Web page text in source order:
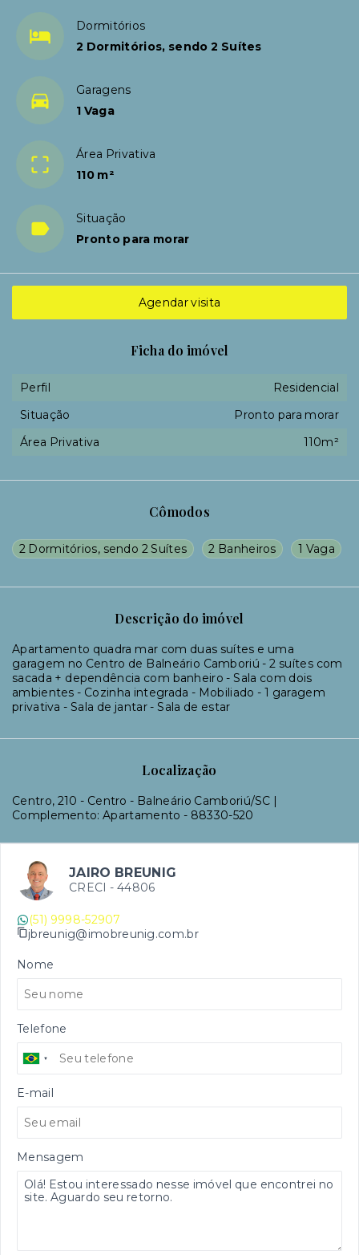
Dormitórios
2 Dormitórios, sendo 2 Suítes
Garagens
1 Vaga
Área Privativa
110 m²
Situação
Pronto para morar
Cômodos
2 Dormitórios, sendo 2 Suítes 2 Banheiros 1 Vaga
Descrição do imóvel
Apartamento quadra mar com duas suítes e uma
garagem no Centro de Balneário Camboriú - 2 suítes com
sacada + dependência com banheiro - Sala com dois
ambientes - Cozinha integrada - Mobiliado - 1 garagem
privativa - Sala de jantar - Sala de estar
Localização
Centro, 210 - Centro - Balneário Camboriú/SC |
Complemento: Apartamento - 88330-520
Agendar visita
Ficha do imóvel
Perfil
Residencial
Situação
Pronto para morar
Área Privativa
110m²
JAIRO BREUNIG
CRECI - 44806
(51) 9998-52907
jbreunig@imobreunig.com.br
Nome
Telefone
E-mail
Mensagem